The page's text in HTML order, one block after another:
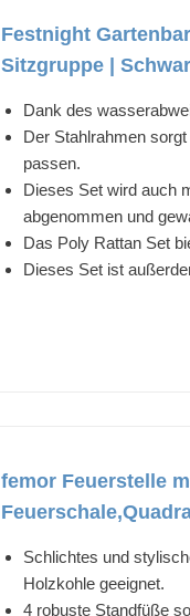
Festnight
Sitzgruppe |
Dank des
Der Stahlrahmen
passen.
Dieses Set wird auch
abgenommen und
Das Poly Rattan Set
Dieses Set ist
femor Feuerstelle
Schlichtes und
Holzkohle geeignet.
4 robuste Standfüße